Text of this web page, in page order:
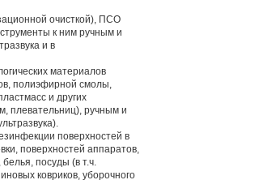
очисткой), ПСО
к ним ручным и
и в
материалов
полиэфирной смолы,
и других
плевательниц), ручным и
поверхностей в
поверхностей аппаратов,
посуды (в т.ч.
ковриков, уборочного